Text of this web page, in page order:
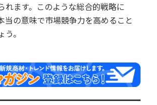
れます。このような総合的戦略に
当の意味で市場競争力を高めること
。